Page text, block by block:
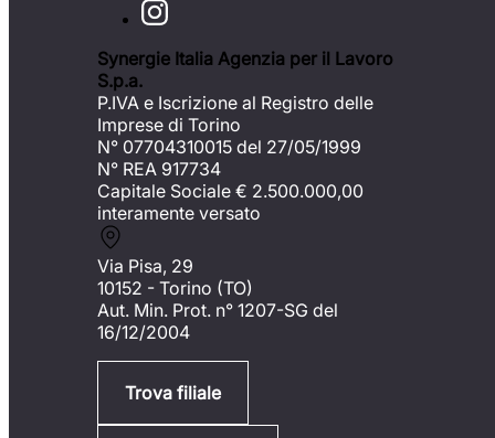
Synergie Italia Agenzia per il Lavoro
S.p.a.
P.IVA e Iscrizione al Registro delle
Imprese di Torino
N° 07704310015 del 27/05/1999
N° REA 917734
Capitale Sociale € 2.500.000,00
interamente versato
Via Pisa, 29
10152 - Torino (TO)
Aut. Min. Prot. n° 1207-SG del
16/12/2004
Trova filiale